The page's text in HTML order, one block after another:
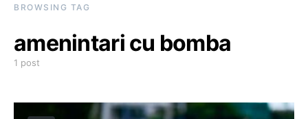
BROWSING TAG
amenintari cu bomba
1 post